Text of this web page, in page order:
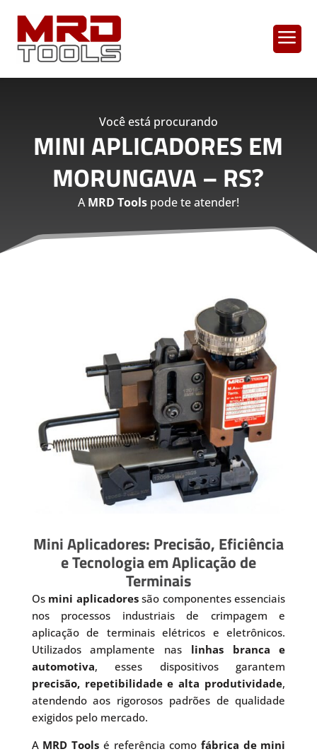
a
Você está procurando
MINI APLICADORES EM
MORUNGAVA – RS?
AMRD Toolspode te atender!
Mini Aplicadores: Precisão, Eficiência
e Tecnologia em Aplicação de
Terminais
Os mini aplicadoressão componentes essenciais
nos processos industriais de crimpagem e
aplicação de terminais elétricos e eletrônicos.
Utilizados amplamente nas linhas branca e
automotiva, esses dispositivos garantem
precisão, repetibilidade e alta produtividade,
atendendo aos rigorosos padrões de qualidade
exigidos pelo mercado.
A MRD Tools é referência como fábrica de mini